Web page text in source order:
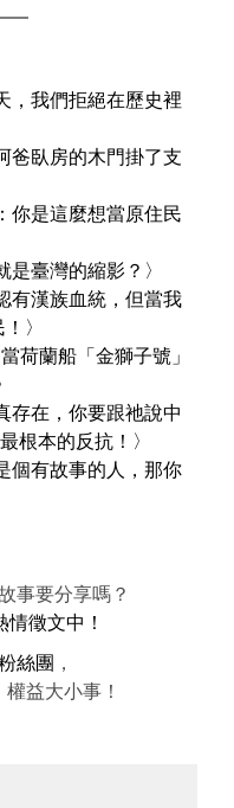
，我們拒絕在歷史裡
爸臥房的木門掛了支
你是這麼想當原住民
是臺灣的縮影？〉
有漢族血統，但當我
〉
荷蘭船「金獅子號」
存在，你要跟祂說中
根本的反抗！〉
個有故事的人，那你
事要分享嗎？
情徵文中！
絲團 ，
益大小事！